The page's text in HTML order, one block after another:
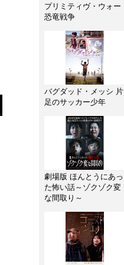
プリミティヴ・ウォー
恐竜戦争
バグダッド・メッシ 片
足のサッカー少年
劇場版 ほんとうにあっ
た怖い話～ゾクゾク変
な間取り～